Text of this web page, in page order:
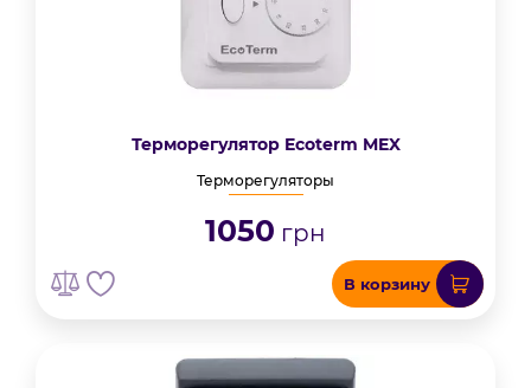
Терморегулятор Ecoterm MEX
Терморегуляторы
1050 грн
В корзину